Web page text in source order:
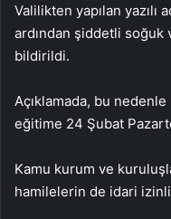
Valilikten yapılan yazılı
ardından şiddetli soğuk
bildirildi.
Açıklamada, bu
eğitime 24 Şubat
Kamu kurum ve
hamilelerin de idari